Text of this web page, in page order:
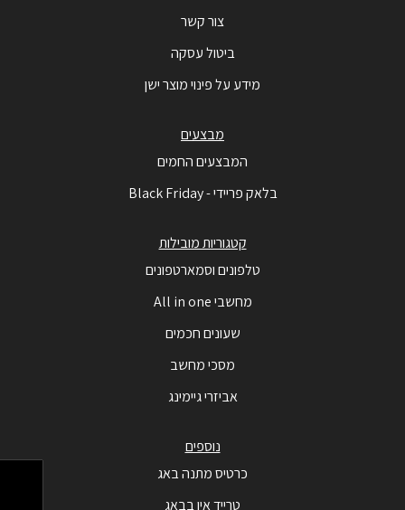
צור קשר
ביטול עסקה
מידע על פינוי מוצר ישן
מבצעים
המבצעים החמים
בלאק פריידי - Black Friday
קטגוריות מובילות
טלפונים וסמארטפונים
מחשבי All in one
שעונים חכמים
מסכי מחשב
אביזרי גיימינג
נוספים
כרטיס מתנה באג
טרייד אין בבאג